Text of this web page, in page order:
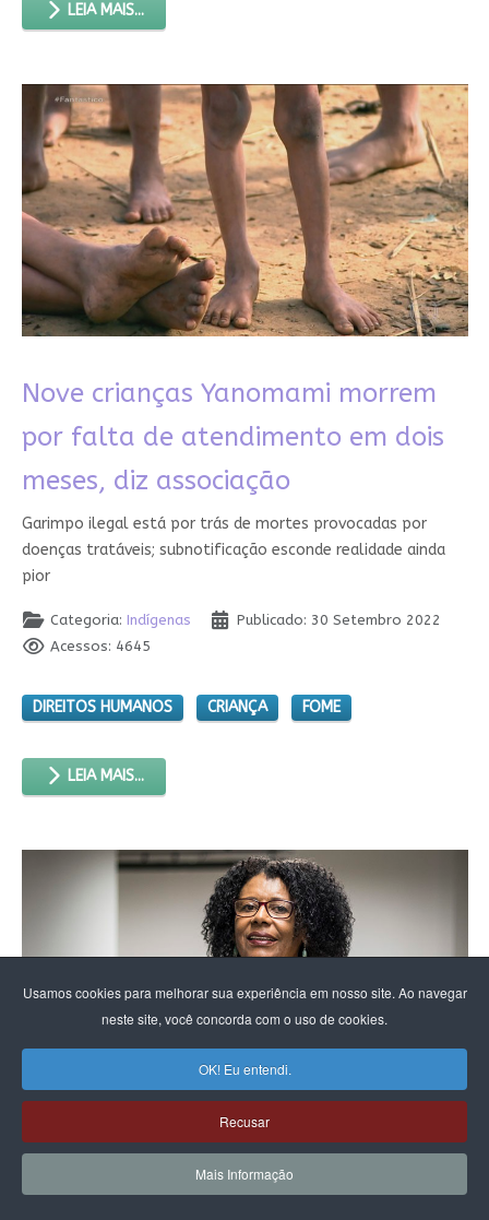
Usamos cookies para melhorar sua experiência em nosso site. Ao navegar
neste site, você concorda com o uso de cookies.
OK! Eu entendi.
Recusar
Mais Informação
LEIA MAIS...
Nove crianças Yanomami morrem
por falta de atendimento em dois
meses, diz associação
Garimpo ilegal está por trás de mortes provocadas por
doenças tratáveis; subnotificação esconde realidade ainda
pior
Categoria: Indígenas
Publicado: 30 Setembro 2022
Acessos: 4645
DIREITOS HUMANOS CRIANÇA FOME
LEIA MAIS...
O Brasil que queremos, por Cida
Bento